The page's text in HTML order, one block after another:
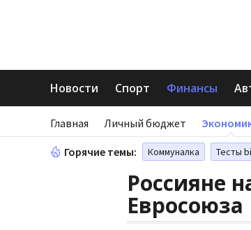
Новости Спорт Финансы
Главная Личный бюджет
Горячие темы: Коммуналка Тесты
Россияне
Евросоюза